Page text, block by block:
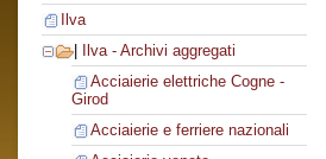
Ilva
Ilva - Archivi aggregati
Acciaierie elettriche Cogne -
Girod
Acciaierie e ferriere nazionali